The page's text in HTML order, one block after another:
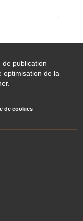
publication
optimisation de la
de cookies